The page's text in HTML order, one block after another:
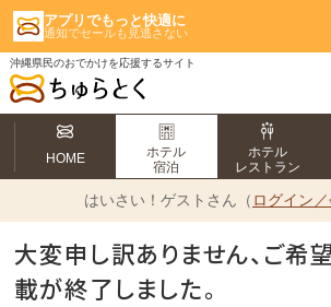
アプリでもっと快適に
通知でセールも見逃さない
沖縄県民のおでかけを応援するサイト
HOME
ホテル
宿泊
ホテル
レストラン
はいさい！ ゲストさん（ ログイン
大変申し訳ありません、ご希
載が終了しました。